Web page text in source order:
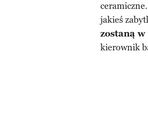
jakieś
zostaną
kierownik